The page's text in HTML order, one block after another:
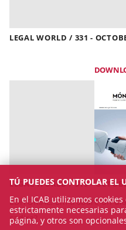
LEGAL WORLD / 331 -
LEGAL WORLD / 319 -
EDITORIAL:Em trobaré un
cadira?
TÚ PUEDES CONTROLAR EL
En el ICAB utilizamos
estrictamente necesarias
página, y otros son